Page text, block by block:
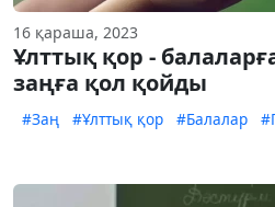
16 қараша, 2023
Ұлттық қор -
заңға қол қойды
#Заң #Ұлттық қор #Балалар